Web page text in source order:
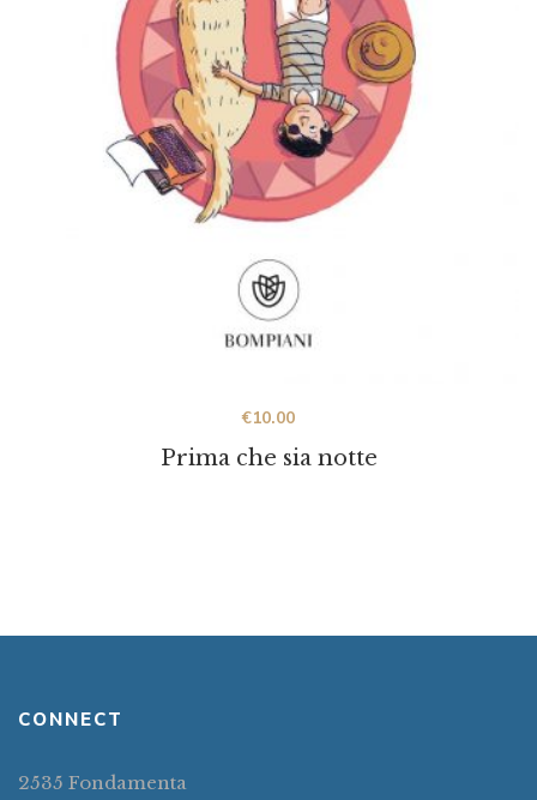
Prima che sia notte
€10.00
CONNECT
2535 Fondamenta